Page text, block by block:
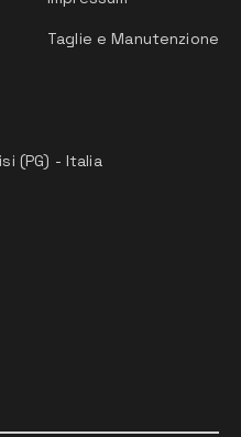
Taglie e Manutenzione
(PG) - Italia